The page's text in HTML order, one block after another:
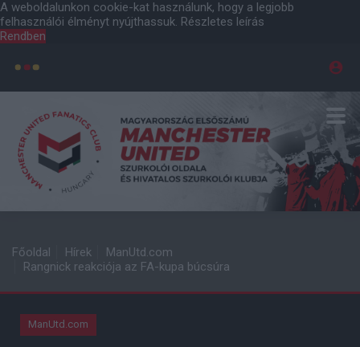
A weboldalunkon cookie-kat használunk, hogy a legjobb
felhasználói élményt nyújthassuk. Részletes leírás
Rendben
Főoldal Hírek
ManUtd.com
Rangnick reakciója az FA-kupa búcsúra
ManUtd.com